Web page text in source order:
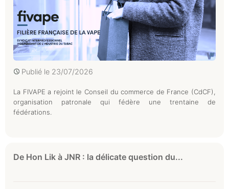
Publié le 23/07/2026
La FIVAPE a rejoint le Conseil du commerce de France (CdCF),
organisation patronale qui fédère une trentaine de
fédérations.
De Hon Lik à JNR : la délicate question du...